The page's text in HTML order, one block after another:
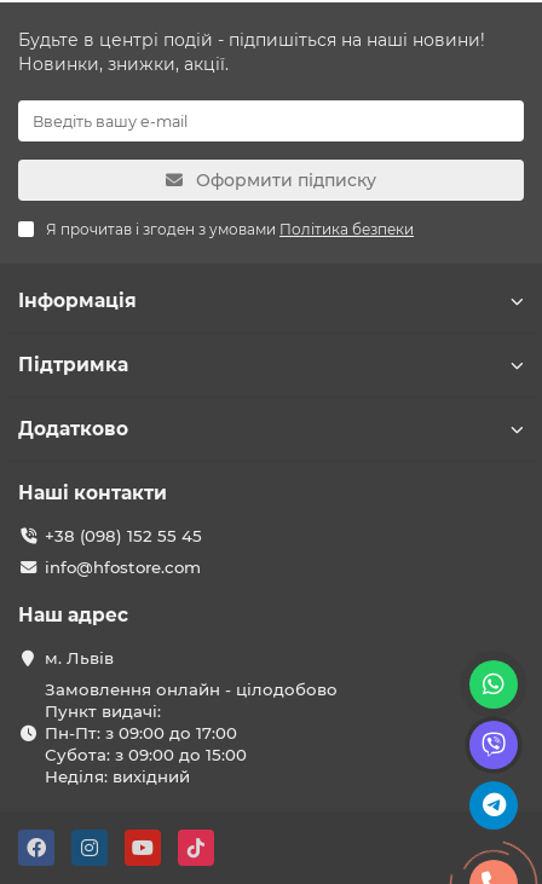
Будьте в центрі подій - підпишіться на наші новини!
Новинки, знижки, акції.
Оформити підписку
Я прочитав і згоден з умовами Політика безпеки
Інформація
Підтримка
Додатково
Наші контакти
+38 (098) 152 55 45
info@hfostore.com
Наш адрес
м. Львів
Замовлення онлайн - цілодобово
Пункт видачі:
Пн-Пт: з 09:00 до 17:00
Субота: з 09:00 до 15:00
Неділя: вихідний